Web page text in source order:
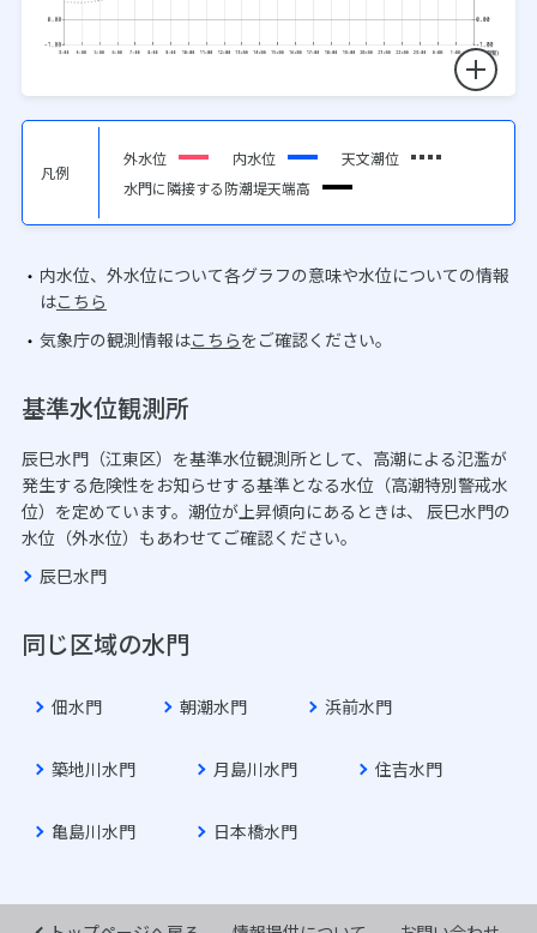
凡例
外水位 内水位
天文潮位
水門に隣接する防潮堤天端高
内水位、外水位について各グラフの意味や水位についての情報
はこちら
気象庁の観測情報はこちらをご確認ください。
基準水位観測所
辰巳水門（江東区）を基準水位観測所として、高潮による氾濫が
発生する危険性をお知らせする基準となる水位（高潮特別警戒水
位）を定めています。潮位が上昇傾向にあるときは、 辰巳水門の
水位（外水位）もあわせてご確認ください。
辰巳水門
同じ区域の水門
佃水門 朝潮水門 浜前水門
築地川水門 月島川水門 住吉水門
亀島川水門 日本橋水門